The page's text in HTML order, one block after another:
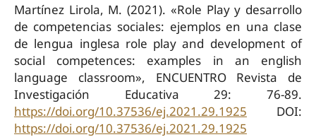
Martínez Lirola, M. (2021). «Role Play y desarrollo
de competencias sociales: ejemplos en una clase
de lengua inglesa role play and development of
social competences: examples in an english
language classroom», ENCUENTRO Revista de
Investigación Educativa 29: 76-89.
https://doi.org/10.37536/ej.2021.29.1925 DOI:
https://doi.org/10.37536/ej.2021.29.1925